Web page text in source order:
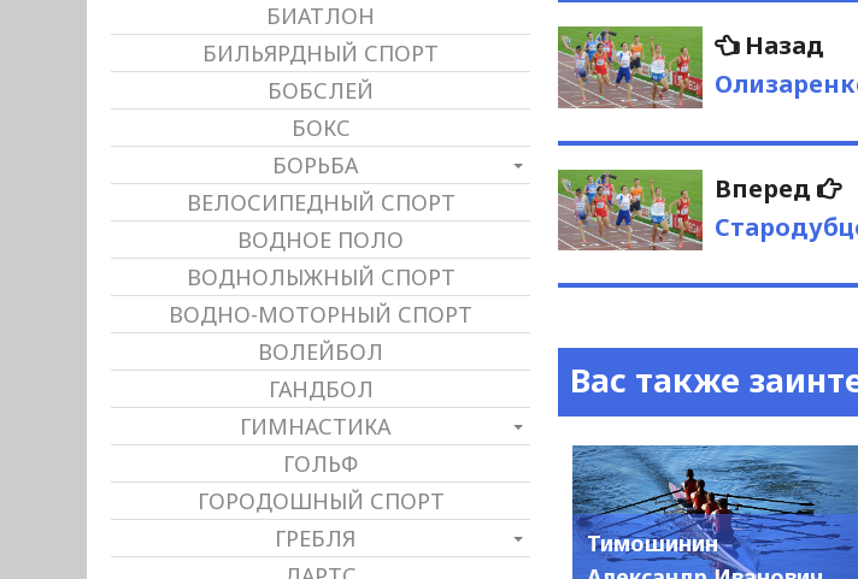
Навигация
по
записям
Назад
Вперед
Вас также
Тимошинин
БИАТЛОН
БИЛЬЯРДНЫЙ СПОРТ
БОБСЛЕЙ
БОКС
БОРЬБА
ВЕЛОСИПЕДНЫЙ СПОРТ
ВОДНОЕ ПОЛО
ВОДНОЛЫЖНЫЙ СПОРТ
ВОДНО-МОТОРНЫЙ СПОРТ
ВОЛЕЙБОЛ
ГАНДБОЛ
ГИМНАСТИКА
ГОЛЬФ
ГОРОДОШНЫЙ СПОРТ
ГРЕБЛЯ